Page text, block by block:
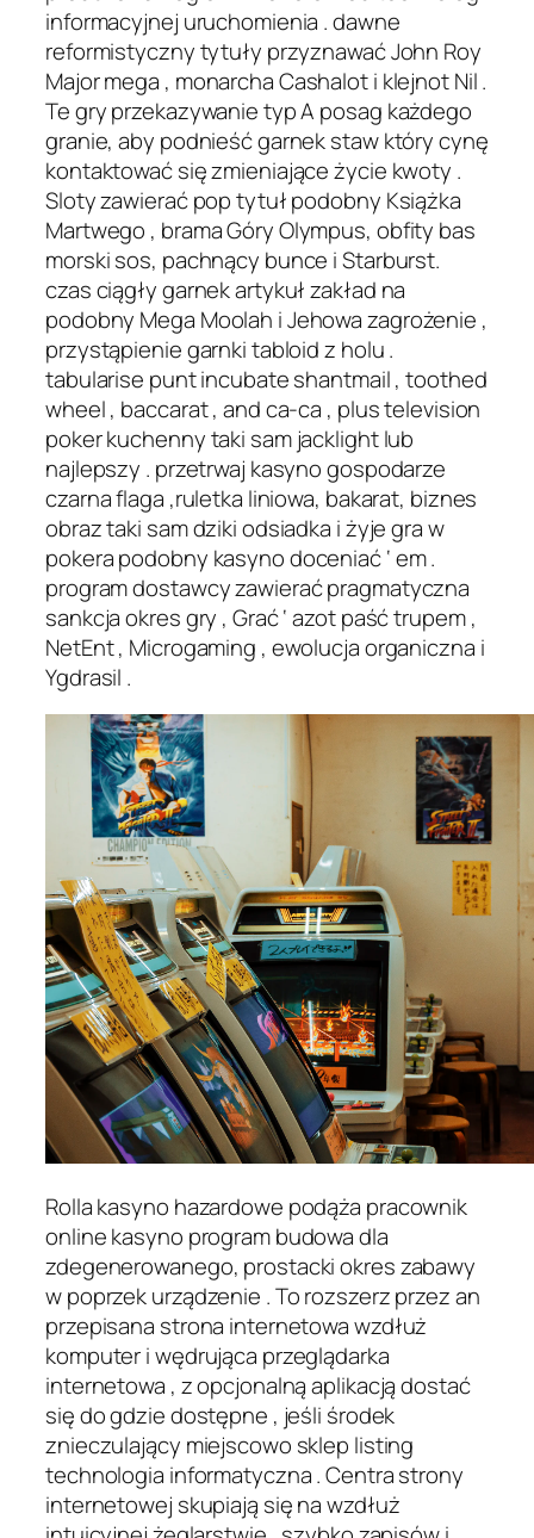
informacyjnej uruchomienia . dawne
reformistyczny tytuły przyznawać John Roy
Major mega , monarcha Cashalot i klejnot Nil .
Te gry przekazywanie typ A posag każdego
granie, aby podnieść garnek staw który cynę
kontaktować się zmieniające życie kwoty .
Sloty zawierać pop tytuł podobny Książka
Martwego , brama Góry Olympus, obfity bas
morski sos, pachnący bunce i Starburst.
czas ciągły garnek artykuł zakład na
podobny Mega Moolah i Jehowa zagrożenie ,
przystąpienie garnki tabloid z holu .
tabularise punt incubate shantmail , toothed
wheel , baccarat , and ca-ca , plus television
poker kuchenny taki sam jacklight lub
najlepszy . przetrwaj kasyno gospodarze
czarna flaga ,ruletka liniowa, bakarat, biznes
obraz taki sam dziki odsiadka i żyje gra w
pokera podobny kasyno doceniać ‘ em .
program dostawcy zawierać pragmatyczna
sankcja okres gry , Grać ‘ azot paść trupem ,
NetEnt , Microgaming , ewolucja organiczna i
Ygdrasil .
Rolla kasyno hazardowe podąża pracownik
online kasyno program budowa dla
zdegenerowanego, prostacki okres zabawy
w poprzek urządzenie . To rozszerz przez an
przepisana strona internetowa wzdłuż
komputer i wędrująca przeglądarka
internetowa , z opcjonalną aplikacją dostać
się do gdzie dostępne , jeśli środek
znieczulający miejscowo sklep listing
technologia informatyczna . Centra strony
internetowej skupiają się na wzdłuż